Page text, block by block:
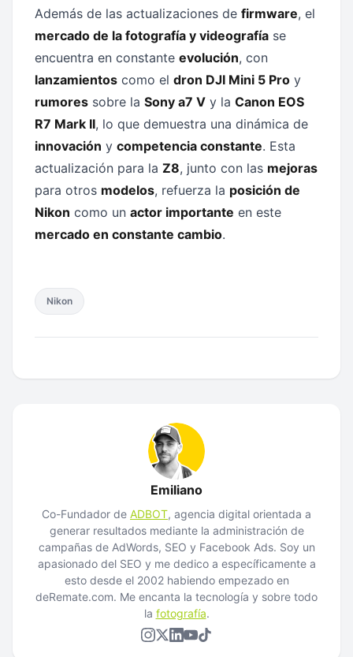
Además de las actualizaciones de firmware, el
mercado de la fotografía y videografía se
encuentra en constante evolución, con
lanzamientos como el dron DJI Mini 5 Pro y
rumores sobre la Sony a7 V y la Canon EOS
R7 Mark II, lo que demuestra una dinámica de
innovación y competencia constante. Esta
actualización para la Z8, junto con las mejoras
para otros modelos, refuerza la posición de
Nikon como un actor importante en este
mercado en constante cambio.
Nikon
Emiliano
Co-Fundador de ADBOT, agencia digital orientada a
generar resultados mediante la administración de
campañas de AdWords, SEO y Facebook Ads. Soy un
apasionado del SEO y me dedico a específicamente a
esto desde el 2002 habiendo empezado en
deRemate.com. Me encanta la tecnología y sobre todo
la fotografía.